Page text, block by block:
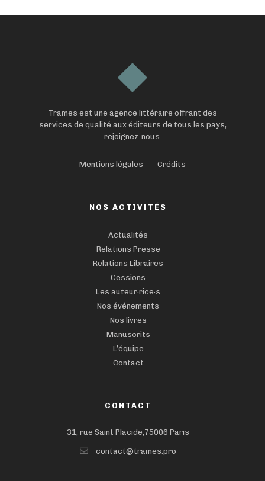
Trames est une agence littéraire offrant des
services de qualité aux éditeurs de tous les pays,
rejoignez-nous.
Mentions légales Crédits
NOS ACTIVITÉS
Actualités
Relations Presse
Relations Libraires
Cessions
Les auteur·rice·s
Nos événements
Nos livres
Manuscrits
L’équipe
Contact
CONTACT
31, rue Saint Placide,75006 Paris
contact@trames.pro